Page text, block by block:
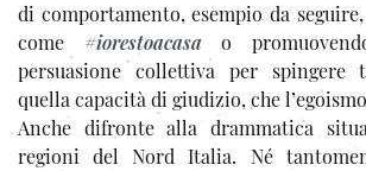
di comportamento, esempio da
come #iorestoacasa o
persuasione collettiva per spingere
quella capacità di giudizio, che
Anche difronte alla drammatica
regioni del Nord Italia. Né